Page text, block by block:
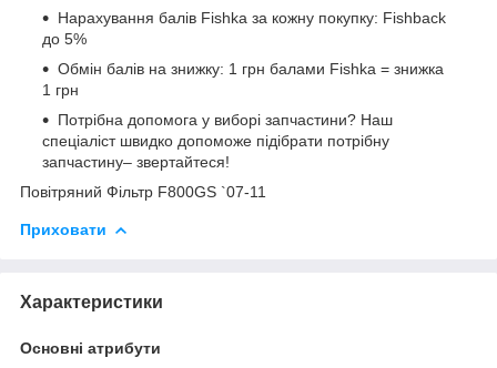
Нарахування балів Fishka за кожну покупку: Fishback
до 5%
Обмін балів на знижку: 1 грн балами Fishka = знижка
1 грн
Потрібна допомога у виборі запчастини? Наш
спеціаліст швидко допоможе підібрати потрібну
запчастину– звертайтеся!
Повітряний Фільтр F800GS `07-11
Приховати
Характеристики
Основні атрибути